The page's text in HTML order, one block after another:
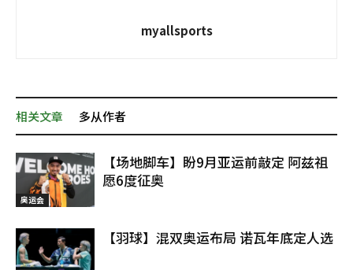
myallsports
相关文章 多从作者
奥运会
【场地脚车】盼9月亚运前敲定 阿兹祖
愿6度征奥
【羽球】混双奥运布局 诺瓦年底定人选